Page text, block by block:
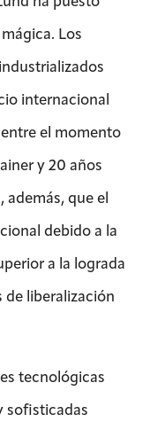
Los
internacional
el momento
y 20 años
además, que el
debido a la
a la lograda
de liberalización
tecnológicas
sofisticadas